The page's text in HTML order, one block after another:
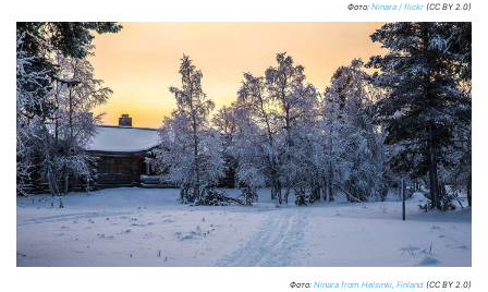
Фото: Ninara / flickr (CC BY 2.0)
Фото: Ninara from Helsinki, Finland (CC BY 2.0)